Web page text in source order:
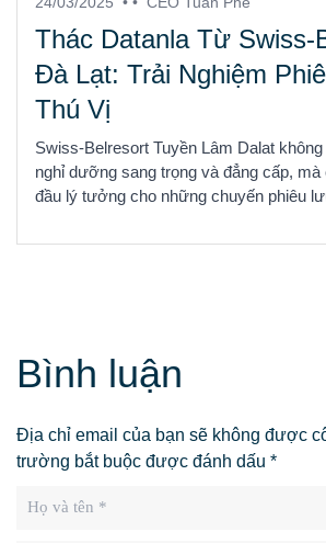
Thác Datanla Từ Swiss-
Đà Lạt: Trải Nghiệm
Thú Vị
Swiss-Belresort Tuyền Lâm Dalat
nghỉ dưỡng sang trọng và đẳng cấp,
đầu lý tưởng cho những chuyến phiêu
Bình luận
Địa chỉ email của bạn sẽ không được
trường bắt buộc được đánh dấu *